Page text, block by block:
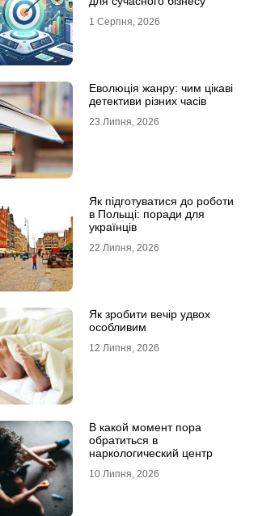
1 Серпня, 2026
Еволюція жанру: чим цікаві
детективи різних часів
23 Липня, 2026
Як підготуватися до роботи
в Польщі: поради для
українців
22 Липня, 2026
Як зробити вечір удвох
особливим
12 Липня, 2026
В какой момент пора
обратиться в
наркологический центр
10 Липня, 2026